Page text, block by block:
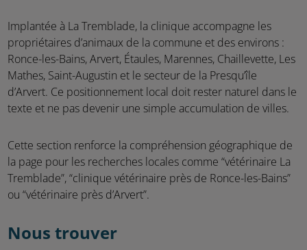
Implantée à La Tremblade, la clinique accompagne les
propriétaires d’animaux de la commune et des environs :
Ronce-les-Bains, Arvert, Étaules, Marennes, Chaillevette, Les
Mathes, Saint-Augustin et le secteur de la Presqu’île
d’Arvert. Ce positionnement local doit rester naturel dans le
texte et ne pas devenir une simple accumulation de villes.
Cette section renforce la compréhension géographique de
la page pour les recherches locales comme “vétérinaire La
Tremblade”, “clinique vétérinaire près de Ronce-les-Bains”
ou “vétérinaire près d’Arvert”.
Nous trouver